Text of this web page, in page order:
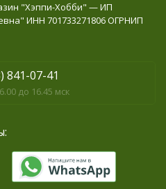
"Хэппи-Хобби" — ИП
ИНН 701733271806 ОГРНИП
841-07-41
до 16.45 мск